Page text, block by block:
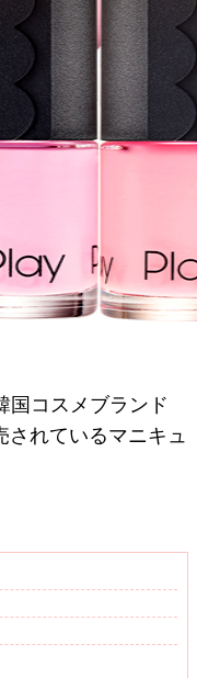
国コスメブランド
されているマニキュ